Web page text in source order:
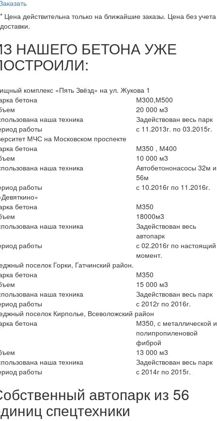
* Цена действительна только на ближайшие заказы. Цена без учета
доставки.
НАШЕГО БЕТОНА УЖЕ
комплекс «Пять Звёзд» на ул. Жукова 1
бетона
М300,М500
20 000 м3
наша техника
Задействован весь парк
работы
с 11.2013г. по 03.2015г.
МЧС на Московском проспекте
бетона
М350 , М400
10 000 м3
наша техника
Автобетононасосы 32м и
56м
работы
с 10.2016г по 11.2016г.
бетона
М350
18000м3
наша техника
Задействован весь
автопарк
работы
с 02.2016г по настоящий
момент.
поселок Горки, Гатчинский район.
бетона
М350
15 000 м3
наша техника
Задействован весь парк
работы
с 2012г по 2016г.
поселок Кирполье, Всеволожский район
бетона
М350, с металлической и
полипропиленовой
фиброй
13 000 м3
наша техника
Задействован весь парк
работы
с 2014г по 2015г.
автопарк из 56
спецтехники